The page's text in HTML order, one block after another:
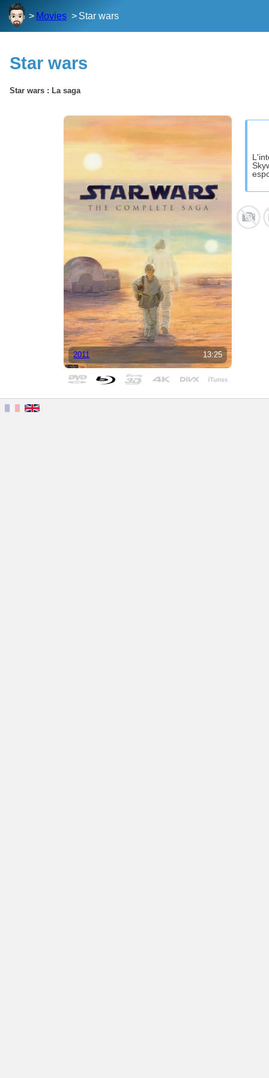
Movies Star wars
Star wars
Star wars : La saga
2011 13:25